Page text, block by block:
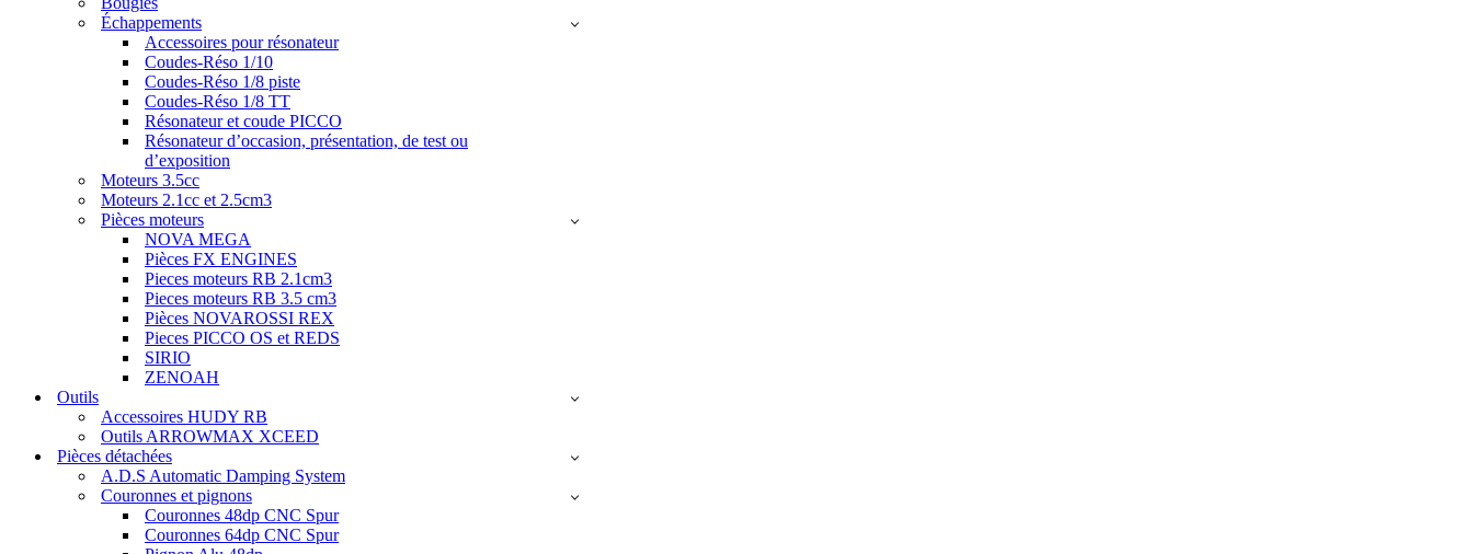
Échappements
Accessoires pour résonateur
Coudes-Réso 1/10
Coudes-Réso 1/8 piste
Coudes-Réso 1/8 TT
Résonateur et coude PICCO
Résonateur d’occasion, présentation, de test ou
d’exposition
Moteurs 3.5cc
Moteurs 2.1cc et 2.5cm3
Pièces moteurs
NOVA MEGA
Pièces FX ENGINES
Pieces moteurs RB 2.1cm3
Pieces moteurs RB 3.5 cm3
Pièces NOVAROSSI REX
Pieces PICCO OS et REDS
SIRIO
ZENOAH
Outils
Accessoires HUDY RB
Outils ARROWMAX XCEED
Pièces détachées
A.D.S Automatic Damping System
Couronnes et pignons
Couronnes 48dp CNC Spur
Couronnes 64dp CNC Spur